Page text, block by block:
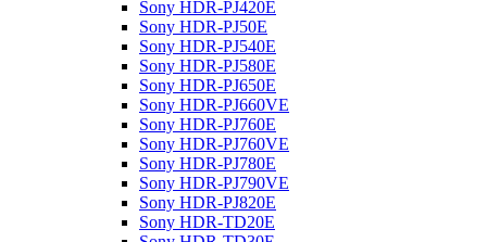
Sony HDR-PJ420E
Sony HDR-PJ50E
Sony HDR-PJ540E
Sony HDR-PJ580E
Sony HDR-PJ650E
Sony HDR-PJ660VE
Sony HDR-PJ760E
Sony HDR-PJ760VE
Sony HDR-PJ780E
Sony HDR-PJ790VE
Sony HDR-PJ820E
Sony HDR-TD20E